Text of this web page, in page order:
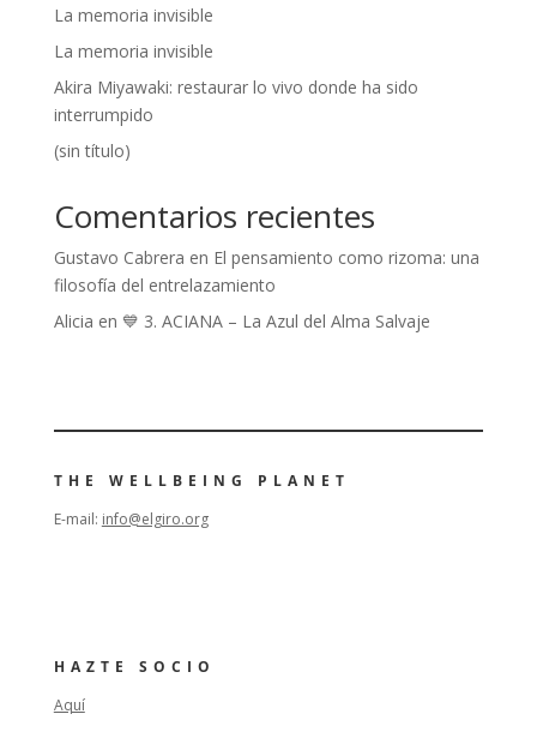
:La memoria invisible
La memoria invisible
Akira Miyawaki: restaurar lo vivo donde ha sido
interrumpido
(sin título)
Comentarios recientes
Gustavo Cabrera en El pensamiento como rizoma: una
filosofía del entrelazamiento
Alicia en 💙 3. ACIANA – La Azul del Alma Salvaje
THE WELLBEING PLANET
E-mail: info@elgiro.org
HAZTE SOCIO
Aquí